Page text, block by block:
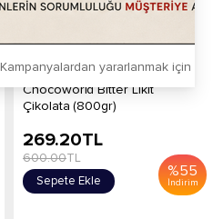
Chocoworld Bitter Likit
Çikolata (800gr)
%55
İndirim
269.20TL
600.00TL
Sepete Ekle
Kampanyalardan yararlanmak için